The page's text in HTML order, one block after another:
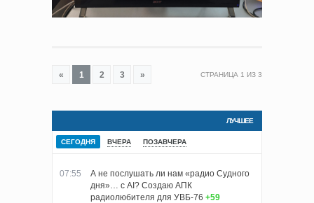
« 1 2 3 » СТРАНИЦА 1 ИЗ 3
ЛУЧШЕЕ
СЕГОДНЯ ВЧЕРА ПОЗАВЧЕРА
07:55
А не послушать ли нам «радио Судного
дня»… с AI? Создаю АПК
радиолюбителя для УВБ-76 +59